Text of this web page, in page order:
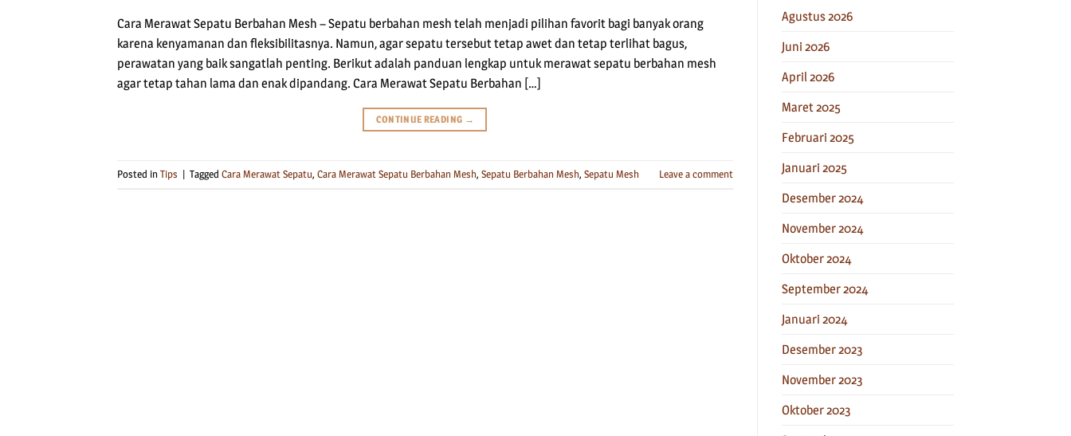
Cara Merawat Sepatu Berbahan Mesh – Sepatu berbahan mesh telah menjadi pilihan favorit bagi banyak orang
karena kenyamanan dan fleksibilitasnya. Namun, agar sepatu tersebut tetap awet dan tetap terlihat bagus,
perawatan yang baik sangatlah penting. Berikut adalah panduan lengkap untuk merawat sepatu berbahan mesh
agar tetap tahan lama dan enak dipandang. Cara Merawat Sepatu Berbahan […]
CONTINUE READING →
Posted in Tips | Tagged Cara Merawat Sepatu, Cara Merawat Sepatu Berbahan Mesh, Sepatu Berbahan Mesh, Sepatu Mesh Leave a comment
Agustus 2026
Juni 2026
April 2026
Maret 2025
Februari 2025
Januari 2025
Desember 2024
November 2024
Oktober 2024
September 2024
Januari 2024
Desember 2023
November 2023
Oktober 2023